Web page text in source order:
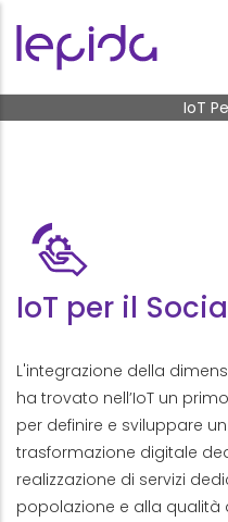
IoT
IoT per il
L'integrazione della
ha trovato nell’IoT un
per definire e sviluppare
trasformazione digitale
realizzazione di servizi
popolazione e alla qualità